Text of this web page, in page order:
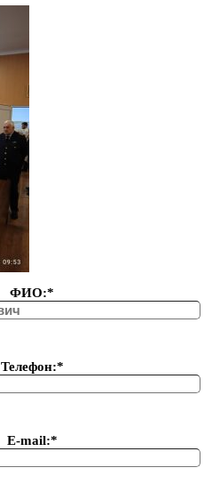
ФИО:*
Телефон:*
Е-mail:*